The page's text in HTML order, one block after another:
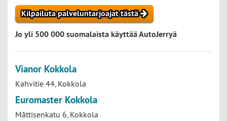
Kilpailuta palveluntarjoajat tästä
Jo yli 500 000 suomalaista käyttää AutoJerryä
Vianor Kokkola
Kahvitie 44, Kokkola
Euromaster Kokkola
Måttisenkatu 6, Kokkola